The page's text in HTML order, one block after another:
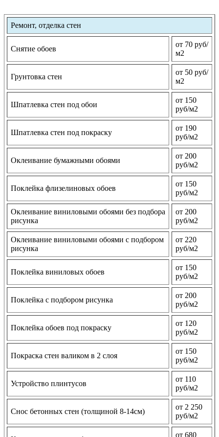
Ремонт, отделка стен
Снятие обоев
от 70 руб/
м2
Грунтовка стен
от 50 руб/
м2
Шпатлевка стен под обои
от 150
руб/м2
Шпатлевка стен под покраску
от 190
руб/м2
Оклеивание бумажными обоями
от 200
руб/м2
Поклейка флизелиновых обоев
от 150
руб/м2
Оклеивание виниловыми обоями без подбора
рисунка
от 200
руб/м2
Оклеивание виниловыми обоями с подбором
рисунка
от 220
руб/м2
Поклейка виниловых обоев
от 150
руб/м2
Поклейка с подбором рисунка
от 200
руб/м2
Поклейка обоев под покраску
от 120
руб/м2
Покраска стен валиком в 2 слоя
от 150
руб/м2
Устройство плинтусов
от 110
руб/м2
Снос бетонных стен (толщиной 8-14см)
от 2 250
руб/м2
от 680